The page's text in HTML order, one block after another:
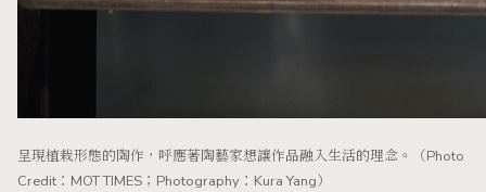
呈現植栽形態的陶作，呼應著陶藝家想讓作品融入生活的理念。（Photo
Credit：MOT TIMES；Photography：Kura Yang）